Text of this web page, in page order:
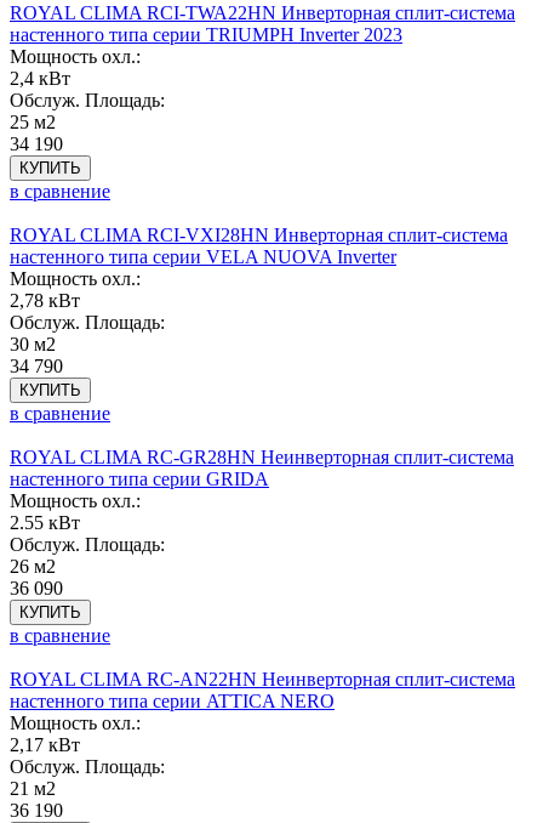
ROYAL CLIMA RCI-TWA22HN Инверторная сплит-система
настенного типа серии TRIUMPH Inverter 2023
Мощность охл.:
2,4 кВт
Обслуж. Площадь:
25 м2
34 190
КУПИТЬ
в сравнение
ROYAL CLIMA RCI-VXI28HN Инверторная сплит-система
настенного типа серии VELA NUOVA Inverter
Мощность охл.:
2,78 кВт
Обслуж. Площадь:
30 м2
34 790
КУПИТЬ
в сравнение
ROYAL CLIMA RC-GR28HN Неинверторная сплит-система
настенного типа серии GRIDA
Мощность охл.:
2.55 кВт
Обслуж. Площадь:
26 м2
36 090
КУПИТЬ
в сравнение
ROYAL CLIMA RC-AN22HN Неинверторная сплит-система
настенного типа серии ATTICA NERO
Мощность охл.:
2,17 кВт
Обслуж. Площадь:
21 м2
36 190